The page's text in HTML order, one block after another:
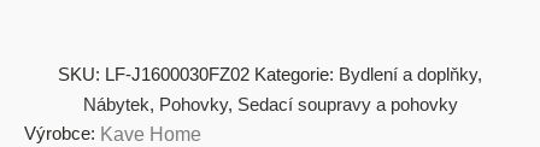
SKU: LF-J1600030FZ02 Kategorie: Bydlení a doplňky,
Nábytek, Pohovky, Sedací soupravy a pohovky
Výrobce: Kave Home